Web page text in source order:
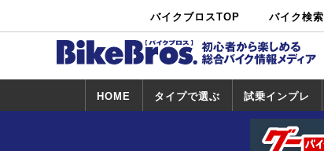
バイクブロスTOP バイク検索
中古バイ
ク・新車検
カタログ検
索
ショップ検
索
HOME タイプで選ぶ 試乗インプレ
試乗インプレ
一覧
ホンダ
ヤマハ
スズキ
カワサキ
ハーレー
BMW
トライアンフ
ドゥカティ